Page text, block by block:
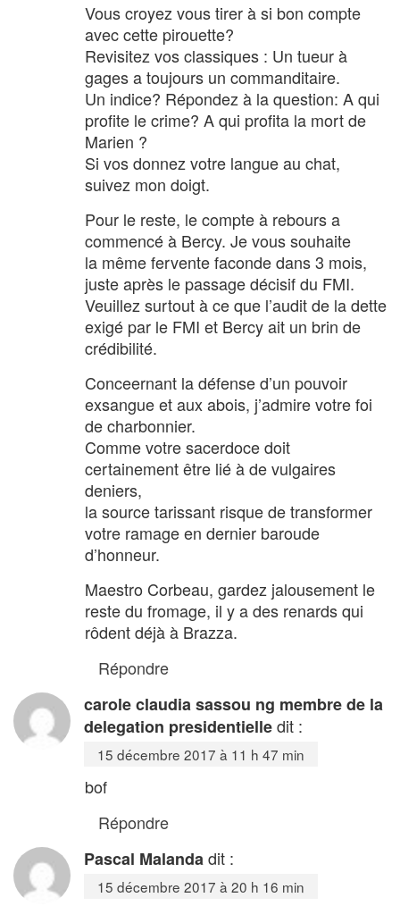
Vous croyez vous tirer à si bon compte
avec cette pirouette?
Revisitez vos classiques : Un tueur à
gages a toujours un commanditaire.
Un indice? Répondez à la question: A qui
profite le crime? A qui profita la mort de
Marien ?
Si vos donnez votre langue au chat,
suivez mon doigt.
Pour le reste, le compte à rebours a
commencé à Bercy. Je vous souhaite
la même fervente faconde dans 3 mois,
juste après le passage décisif du FMI.
Veuillez surtout à ce que l’audit de la dette
exigé par le FMI et Bercy ait un brin de
crédibilité.
Conceernant la défense d’un pouvoir
exsangue et aux abois, j’admire votre foi
de charbonnier.
Comme votre sacerdoce doit
certainement être lié à de vulgaires
deniers,
la source tarissant risque de transformer
votre ramage en dernier baroude
d’honneur.
Maestro Corbeau, gardez jalousement le
reste du fromage, il y a des renards qui
rôdent déjà à Brazza.
Répondre
carole claudia sassou ng membre de la
delegation presidentielledit :
15 décembre 2017 à 11 h 47 min
bof
Répondre
Pascal Malandadit :
15 décembre 2017 à 20 h 16 min